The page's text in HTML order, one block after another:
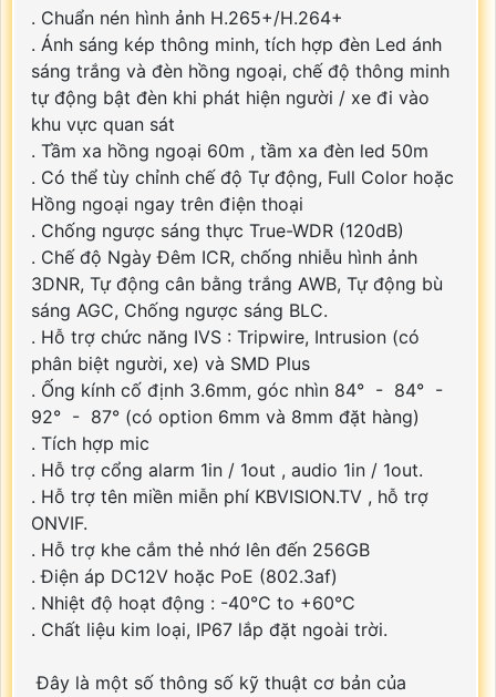
. Chuẩn nén hình ảnh H.265+/H.264+
. Ánh sáng kép thông minh, tích hợp đèn Led ánh
sáng trắng và đèn hồng ngoại, chế độ thông minh
tự động bật đèn khi phát hiện người / xe đi vào
khu vực quan sát
. Tầm xa hồng ngoại 60m , tầm xa đèn led 50m
. Có thể tùy chỉnh chế độ Tự động, Full Color hoặc
Hồng ngoại ngay trên điện thoại
. Chống ngược sáng thực True-WDR (120dB)
. Chế độ Ngày Đêm ICR, chống nhiễu hình ảnh
3DNR, Tự động cân bằng trắng AWB, Tự động bù
sáng AGC, Chống ngược sáng BLC.
. Hỗ trợ chức năng IVS : Tripwire, Intrusion (có
phân biệt người, xe) và SMD Plus
. Ống kính cố định 3.6mm, góc nhìn 84° - 84° -
92° - 87° (có option 6mm và 8mm đặt hàng)
. Tích hợp mic
. Hỗ trợ cổng alarm 1in / 1out , audio 1in / 1out.
. Hỗ trợ tên miền miễn phí KBVISION.TV , hỗ trợ
ONVIF.
. Hỗ trợ khe cắm thẻ nhớ lên đến 256GB
. Điện áp DC12V hoặc PoE (802.3af)
. Nhiệt độ hoạt động : -40°C to +60°C
. Chất liệu kim loại, IP67 lắp đặt ngoài trời.
Đây là một số thông số kỹ thuật cơ bản của